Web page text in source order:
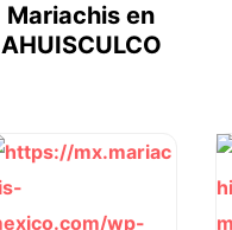
Mariachis en
AHUISCULCO